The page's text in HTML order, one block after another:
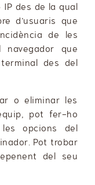
des de la qual
d’usuaris que
de les
que
des del
o eliminar les
pot fer-ho
opcions del
Pot trobar
del seu